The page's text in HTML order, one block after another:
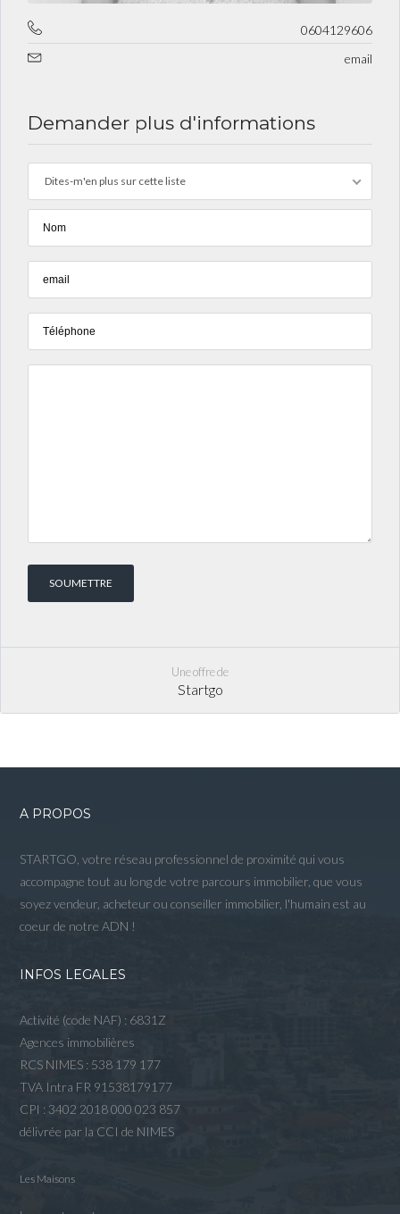
0604129606
email
Demander plus d'informations
Dites-m'en plus sur cette liste
Une offre de
Startgo
A PROPOS
STARTGO, votre réseau professionnel de proximité qui vous
accompagne tout au long de votre parcours immobilier, que vous
soyez vendeur, acheteur ou conseiller immobilier, l'humain est au
coeur de notre ADN !
INFOS LEGALES
Activité (code NAF) : 6831Z
Agences immobilières
RCS NIMES : 538 179 177
TVA Intra FR 91538179177
CPI : 3402 2018 000 023 857
délivrée par la CCI de NIMES
Les Maisons